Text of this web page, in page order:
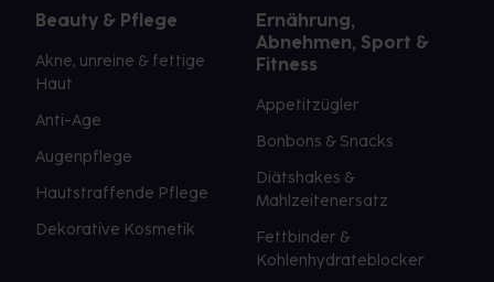
Beauty & Pflege
Akne, unreine & fettige
Haut
Anti-Age
Augenpflege
Hautstraffende Pflege
Dekorative Kosmetik
Ernährung,
Abnehmen, Sport &
Fitness
Appetitzügler
Bonbons & Snacks
Diätshakes &
Mahlzeitenersatz
Fettbinder &
Kohlenhydrateblocker